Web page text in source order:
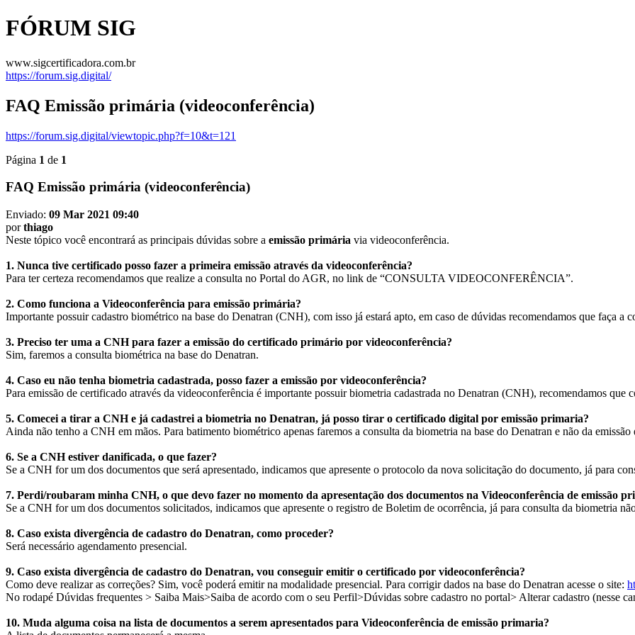
FÓRUM SIG
www.sigcertificadora.com.br
https://forum.sig.digital/
FAQ Emissão primária (videoconferência)
https://forum.sig.digital/viewtopic.php?f=10&t=121
Página 1 de 1
FAQ Emissão primária (videoconferência)
Enviado: 09 Mar 2021 09:40
porthiago
Neste tópico você encontrará as principais dúvidas sobre a emissão primária via videoconferência.
1. Nunca tive certificado posso fazer a primeira emissão através da videoconferência?
Para ter certeza recomendamos que realize a consulta no Portal do AGR, no link de “CONSULTA VIDEOCONFERÊNCIA”.
2. Como funciona a Videoconferência para emissão primária?
Importante possuir cadastro biométrico na base do Denatran (CNH), com isso já estará apto, em caso de dúvidas recomendamos que faça a
3. Preciso ter uma a CNH para fazer a emissão do certificado primário por videoconferência?
Sim, faremos a consulta biométrica na base do Denatran.
4. Caso eu não tenha biometria cadastrada, posso fazer a emissão por videoconferência?
Para emissão de certificado através da videoconferência é importante possuir biometria cadastrada no Denatran (CNH), recomendamos que
5. Comecei a tirar a CNH e já cadastrei a biometria no Denatran, já posso tirar o certificado digital por emissão primaria?
Ainda não tenho a CNH em mãos. Para batimento biométrico apenas faremos a consulta da biometria na base do Denatran e não da emissão
6. Se a CNH estiver danificada, o que fazer?
Se a CNH for um dos documentos que será apresentado, indicamos que apresente o protocolo da nova solicitação do documento, já para
7. Perdi/roubaram minha CNH, o que devo fazer no momento da apresentação dos documentos na Videoconferência de emissão
Se a CNH for um dos documentos solicitados, indicamos que apresente o registro de Boletim de ocorrência, já para consulta da biometria
8. Caso exista divergência de cadastro do Denatran, como proceder?
Será necessário agendamento presencial.
9. Caso exista divergência de cadastro do Denatran, vou conseguir emitir o certificado por videoconferência?
Como deve realizar as correções? Sim, você poderá emitir na modalidade presencial. Para corrigir dados na base do Denatran acesse o site:
No rodapé Dúvidas frequentes > Saiba Mais>Saiba de acordo com o seu Perfil>Dúvidas sobre cadastro no portal> Alterar cadastro (nesse
10. Muda alguma coisa na lista de documentos a serem apresentados para Videoconferência de emissão primaria?